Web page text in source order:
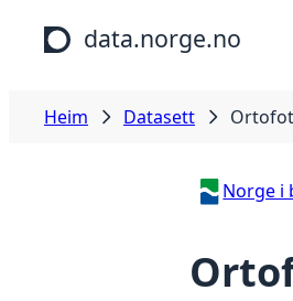
Hopp til hovudinnhald
data.norge.no
Heim Datasett
Norge i